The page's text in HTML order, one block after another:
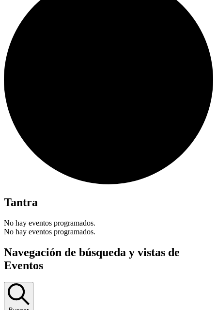
Tantra
No hay eventos programados.
No hay eventos programados.
Navegación de búsqueda y vistas de
Eventos